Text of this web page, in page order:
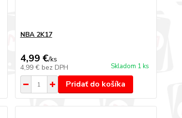
NBA 2K17
4,99 €/ks
4,99 € bez DPH Skladom 1 ks
Pridať do košíka